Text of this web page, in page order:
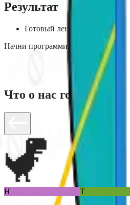
Результат
Готовый лендинг в
Начни программировать играючи
Что о нас говорят
Н Т